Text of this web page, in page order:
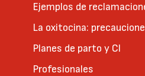
Ejemplos de
La oxitocina:
Planes de parto y CI
Profesionales